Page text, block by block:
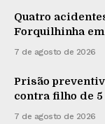
Quatro
Forquilhinha
7 de agosto de 2026
Prisão
contra filho de 5
7 de agosto de 2026